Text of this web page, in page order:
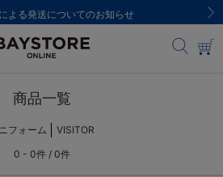
よる発送についてのお知らせ
商品一覧
フォーム
VISITOR
0 - 0件 / 0件